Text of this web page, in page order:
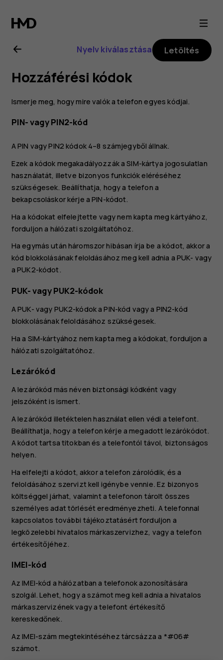
Nokia
8.1
felhasználói
kézikönyv
Nyelv kiválasztása Letöltés
Hozzáférési kódok
Ismerje meg, hogy mire valók a telefon egyes kódjai.
PIN- vagy PIN2-kód
A PIN vagy PIN2 kódok 4–8 számjegyből állnak.
Ezek a kódok megakadályozzák a SIM-kártya jogosulatlan
használatát, illetve bizonyos funkciók eléréséhez
szükségesek. Beállíthatja, hogy a telefon a
bekapcsoláskor kérje a PIN-kódot.
Ha a kódokat elfelejtette vagy nem kapta meg kártyához,
forduljon a hálózati szolgáltatóhoz.
Ha egymás után háromszor hibásan írja be a kódot, akkor a
kód blokkolásának feloldásához meg kell adnia a PUK- vagy
a PUK2-kódot.
PUK- vagy PUK2-kódok
A PUK- vagy PUK2-kódok a PIN-kód vagy a PIN2-kód
blokkolásának feloldásához szükségesek.
Ha a SIM-kártyához nem kapta meg a kódokat, forduljon a
hálózati szolgáltatóhoz.
Lezárókód
A lezárókód más néven biztonsági kódként vagy
jelszóként is ismert.
A lezárókód illetéktelen használat ellen védi a telefont.
Beállíthatja, hogy a telefon kérje a megadott lezárókódot.
A kódot tartsa titokban és a telefontól távol, biztonságos
helyen.
Ha elfelejti a kódot, akkor a telefon zárolódik, és a
feloldásához szervizt kell igénybe vennie. Ez bizonyos
költséggel járhat, valamint a telefonon tárolt összes
személyes adat törlését eredményezheti. A telefonnal
kapcsolatos további tájékoztatásért forduljon a
legközelebbi hivatalos márkaszervizhez, vagy a telefon
értékesítőjéhez.
IMEI-kód
Az IMEI-kód a hálózatban a telefonok azonosítására
szolgál. Lehet, hogy a számot meg kell adnia a hivatalos
márkaszervizének vagy a telefont értékesítő
kereskedőnek.
Az IMEI-szám megtekintéséhez tárcsázza a *#06#
számot.